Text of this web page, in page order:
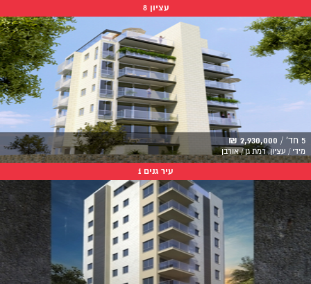
עציון 8
5 חד' / 2,930,000 ₪
מידי / עציון, רמת גן / אורבן
עיר גנים 1